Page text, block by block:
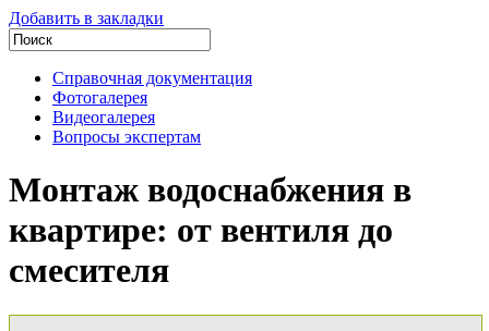
Добавить в закладки
Справочная документация
Фотогалерея
Видеогалерея
Вопросы экспертам
Монтаж водоснабжения в
квартире: от вентиля до
смесителя